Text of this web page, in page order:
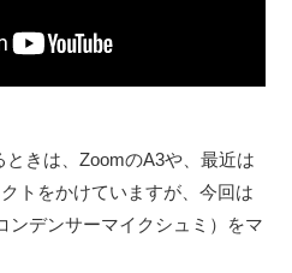
きは、ZoomのA3や、最近は
トをかけていますが、今回は
ンデンサーマイクシュミ）をマ